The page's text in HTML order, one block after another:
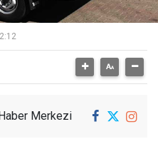
Haber Merkezi